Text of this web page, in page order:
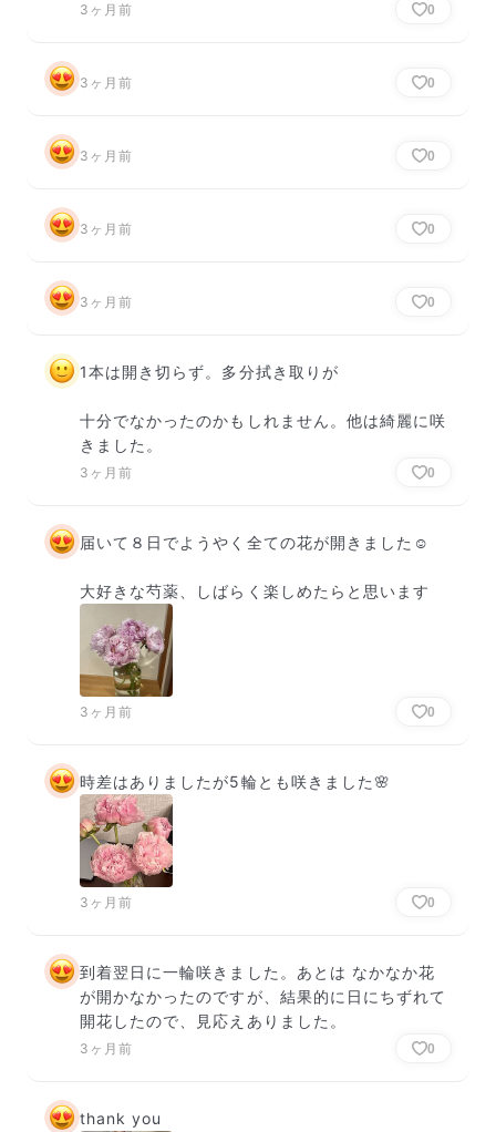
3ヶ月前 0
3ヶ月前 0
3ヶ月前 0
3ヶ月前 0
3ヶ月前 0
1本は開き切らず。多分拭き取りが
十分でなかったのかもしれません。他は綺麗に咲
きました。
3ヶ月前 0
届いて８日でようやく全ての花が開きました☺️
大好きな芍薬、しばらく楽しめたらと思います
3ヶ月前 0
時差はありましたが5輪とも咲きました🌸
3ヶ月前 0
到着翌日に一輪咲きました。あとは なかなか花
が開かなかったのですが、結果的に日にちずれて
開花したので、見応えありました。
3ヶ月前 0
thank you